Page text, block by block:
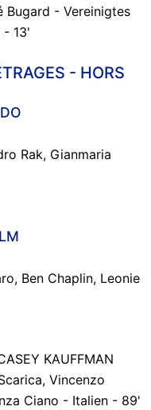
Bugard - Vereinigtes
- 13'
- HORS
Rak, Gianmaria
Ben Chaplin, Leonie
KAUFFMAN
Vincenzo
Ciano - Italien - 89'